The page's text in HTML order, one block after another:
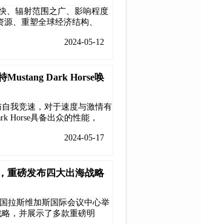
、辐射范围之广、影响程度
、重塑全球经济结构、
2024-05-12
Mustang Dark Horse唤
我竞速，对于速度与激情有
Horse具备出众的性能，
2024-05-17
重磅发布四大出海战略
拉斯维加斯国际会议中心举
，并展示了多款重磅明